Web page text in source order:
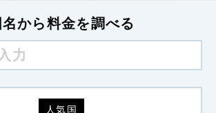
名から料金を調べる
人気国